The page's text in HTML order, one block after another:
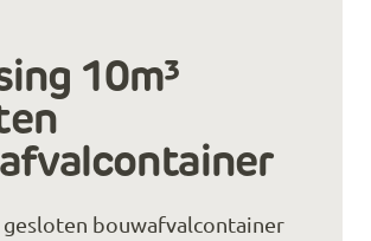
10m³
gesloten bouwafvalcontainer